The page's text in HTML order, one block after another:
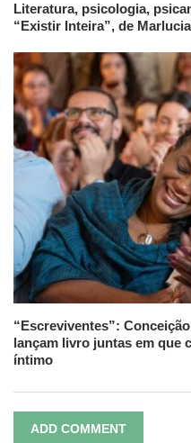
Literatura, psicologia,
“Existir Inteira”, de
“Escreviventes”:
lançam livro juntas em que
íntimo
ADD COMMENT